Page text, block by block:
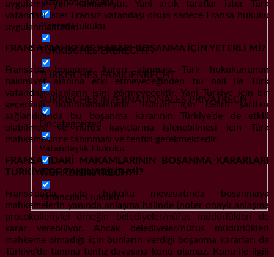
Ticaret Hukuku
TÜRKISCHES ERBRECHT
TÜRKISCHES FAMILIENRECHT
TÜRKISCHES INTERNATIONALES PRIVATRECHT
Uncategorized
Vatandaşlık Hukuku
WEHRDIENSTRECHT
Yabancılar Hukuku
uygulama yeri kalmamıştır. Yani artık taraflar ister Türk
vatandaşı ister Fransız vatandaşı olsun sadece Fransa hukuku
uygulanmaktadır.
FRANSA MAHKEME KARARI BOŞANMA İÇİN YETERLİ Mİ?
Fransa’da boşanma kararı alınması Türk hukukununun
hakimiyet alanına etki etmeyeceğinden bu hali ile Türk
vatandaşı olanların işini görmeyecektir. Yani Türkiye için bir
geçerliliği bulunmamaktadır. Bunun için belirli şartları
sağlandığında bu boşanma kararının Türkiye’de de etkili
olabilmesi ve nüfus kayıtlarına işlenebilmesi için Türk
mahkemesince tanınması ve tenfizi gerekmektedir.
FRANSA İDARİ MAKAMLARININ BOŞANMA KARARLARI
TÜRKİYE’DE TANINABİLİR Mİ?
Fransa’da’da aile hukuku mevzuatında boşanmaya
mahkemelerin yanında anlaşma halinde (noter onaylı anlaşma
protokolleriyle) örneğin belediyeler/nüfus müdürlükleri de
karar verebiliyor. Ancak belediyeler/nüfus müdürlükleri
mahkeme olmadığı için bunların verdiği boşanma kararları da
Türkiye’de tanıma tenfiz davasına konu olamaz. Konu ile ilgili